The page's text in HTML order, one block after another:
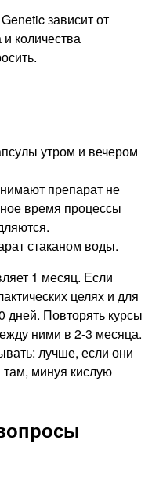
зависит от
количества
утром и вечером
препарат не
время процессы
стаканом воды.
1 месяц. Если
целях и для
дней. Повторять курсы
ними в 2-3 месяца.
лучше, если они
там, минуя кислую